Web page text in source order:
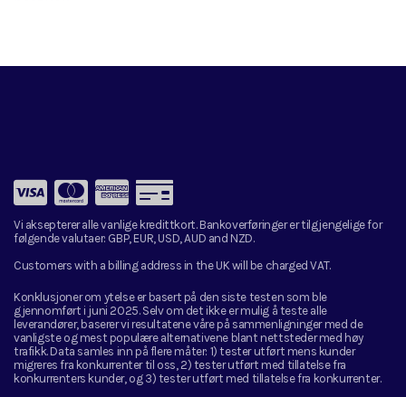
Vi aksepterer alle vanlige kredittkort. Bankoverføringer er tilgjengelige for
følgende valutaer: GBP, EUR, USD, AUD and NZD.
Customers with a billing address in the UK will be charged VAT.
Konklusjoner om ytelse er basert på den siste testen som ble
gjennomført i juni 2025. Selv om det ikke er mulig å teste alle
leverandører, baserer vi resultatene våre på sammenligninger med de
vanligste og mest populære alternativene blant nettsteder med høy
trafikk. Data samles inn på flere måter: 1) tester utført mens kunder
migreres fra konkurrenter til oss, 2) tester utført med tillatelse fra
konkurrenters kunder, og 3) tester utført med tillatelse fra konkurrenter.